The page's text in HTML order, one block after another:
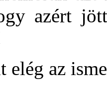
azért
elég az